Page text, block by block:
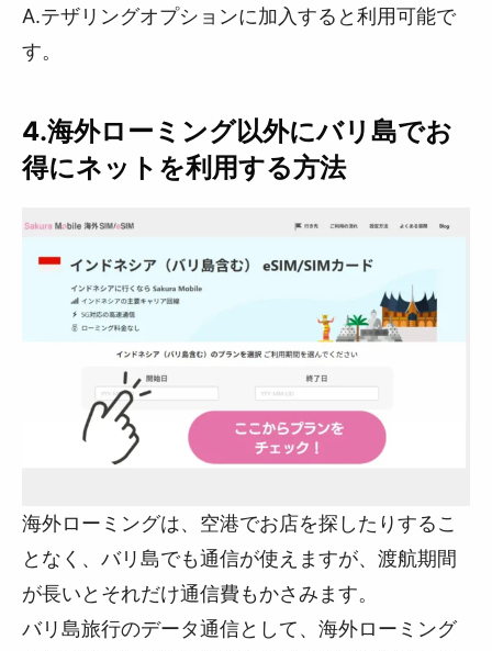
A.テザリングオプションに加入すると利用可能で
す。
4.海外ローミング以外にバリ島でお
得にネットを利用する方法
海外ローミングは、空港でお店を探したりするこ
となく、バリ島でも通信が使えますが、渡航期間
が長いとそれだけ通信費もかさみます。
バリ島旅行のデータ通信として、海外ローミング